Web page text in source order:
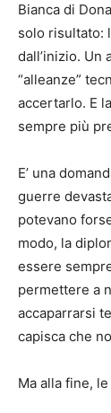
Bianca di
solo risultato:
dall’inizio. Un
“alleanze”
accertarlo. E
sempre più
E’ una
guerre
potevano
modo, la
essere
permettere a
accaparrarsi
capisca che
Ma alla fine,